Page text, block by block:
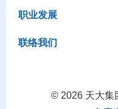
职业发展
联络我们
© 2026 天大集